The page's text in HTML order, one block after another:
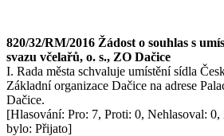
820/32/RM/2016 Žádost o souhlas s
svazu včelařů, o. s., ZO Dačice
I. Rada města schvaluje umístění sídla
Základní organizace Dačice na adrese
Dačice.
[Hlasování: Pro: 7, Proti: 0, Nehlasoval: 0,
bylo: Přijato]